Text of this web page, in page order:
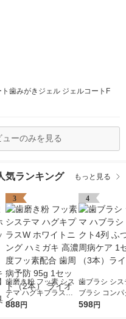
歯みがきジェル ジェルコートF
ーのみを見る
気ランキング もっと見る
3
歯磨き粉 フッ素 シス
テマ ハグキプラスW
ホワイトニング ハミ
888円
4
歯ブラシ シス
ブラシ コン
ふつう 歯周病
598円